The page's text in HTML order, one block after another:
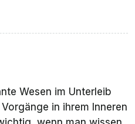
Wesen im Unterleib
in ihrem Inneren